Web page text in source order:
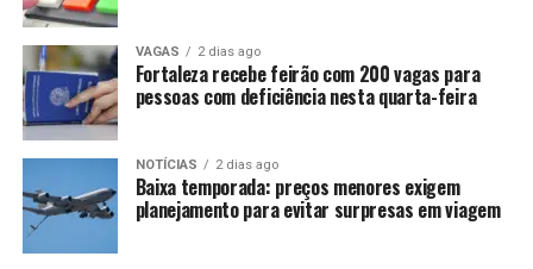
VAGAS 2 dias ago
Fortaleza recebe feirão com 200 vagas para
pessoas com deficiência nesta quarta-feira
NOTÍCIAS 2 dias ago
Baixa temporada: preços menores exigem
planejamento para evitar surpresas em viagem